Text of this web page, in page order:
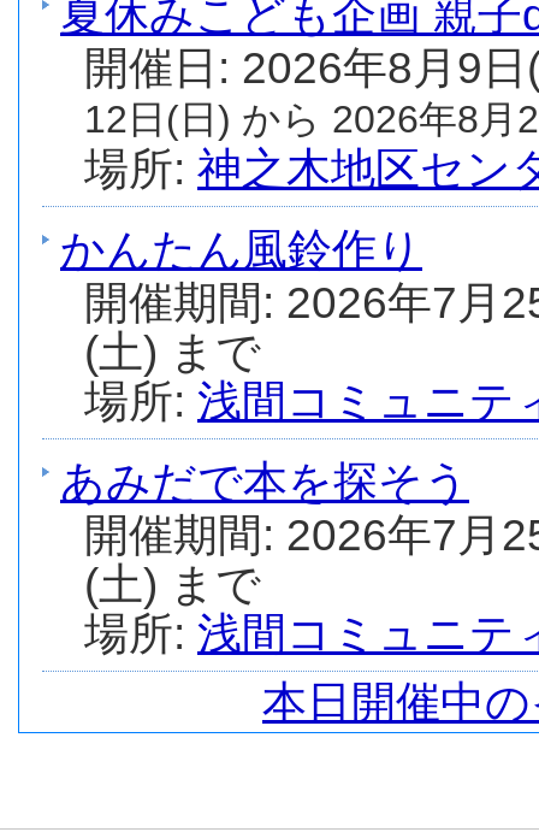
夏休みこども企画 親
開催日: 2026年8月9
12日(日) から 2026年8月
場所: 神之木地区セン
かんたん風鈴作り
開催期間: 2026年7月
(土) まで
場所: 浅間コミュニテ
あみだで本を探そう
開催期間: 2026年7月
(土) まで
場所: 浅間コミュニテ
本日開催中